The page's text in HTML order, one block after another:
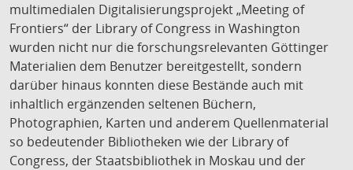
multimedialen Digitalisierungsprojekt „Meeting of
Frontiers“ der Library of Congress in Washington
wurden nicht nur die forschungsrelevanten Göttinger
Materialien dem Benutzer bereitgestellt, sondern
darüber hinaus konnten diese Bestände auch mit
inhaltlich ergänzenden seltenen Büchern,
Photographien, Karten und anderem Quellenmaterial
so bedeutender Bibliotheken wie der Library of
Congress, der Staatsbibliothek in Moskau und der